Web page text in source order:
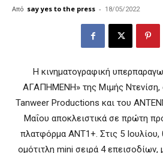
Από say yes to the press - 18/05/2022
Η κινηματογραφική
ΑΓΑΠΗΜΕΝΗ» της Μιμής Ντενίση,
Tanweer Productions και του
Μαΐου αποκλειστικά σε πρώτη
πλατφόρμα ΑΝΤ1+. Στις 5 Ιουλίου,
ομότιτλη mini σειρά 4 επεισοδίων,